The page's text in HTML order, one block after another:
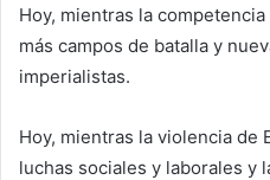
Hoy, mientras la
más campos de batalla y
imperialistas.
Hoy, mientras la violencia de
luchas sociales y laborales y